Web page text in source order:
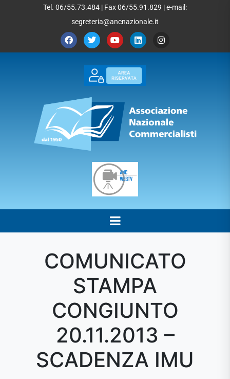
Tel. 06/55.73.484 | Fax 06/55.91.829 | e-mail:
segreteria@ancnazionale.it
COMUNICATO
STAMPA
CONGIUNTO
20.11.2013 –
SCADENZA IMU